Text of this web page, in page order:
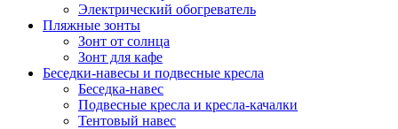
Электрический обогреватель
Пляжные зонты
Зонт от солнца
Зонт для кафе
Беседки-навесы и подвесные кресла
Беседка-навес
Подвесные кресла и кресла-качалки
Тентовый навес